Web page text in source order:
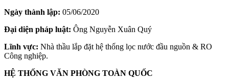
Ngày thành lập: 05/06/2020
Đại diện pháp luật: Ông Nguyễn Xuân Quý
Lĩnh vực: Nhà thầu lắp đặt hệ thống lọc nước đầu nguồn & RO
Công nghiệp.
HỆ THỐNG VĂN PHÒNG TOÀN QUỐC